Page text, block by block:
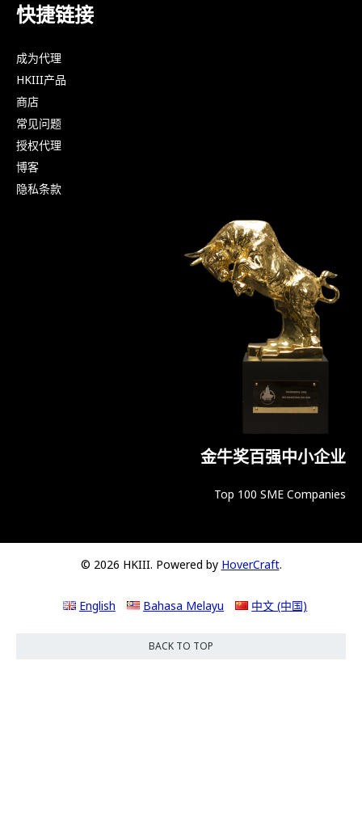
快捷链接
成为代理
HKIII产品
商店
常见问题
授权代理
博客
隐私条款
金牛奖百强中小企业
Top 100 SME Companies
© 2026 HKIII. Powered by HoverCraft.
English Bahasa Melayu 中文 (中国)
BACK TO TOP